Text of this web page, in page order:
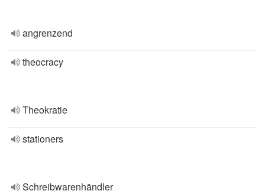
angrenzend
theocracy
Theokratie
stationers
Schreibwarenhändler